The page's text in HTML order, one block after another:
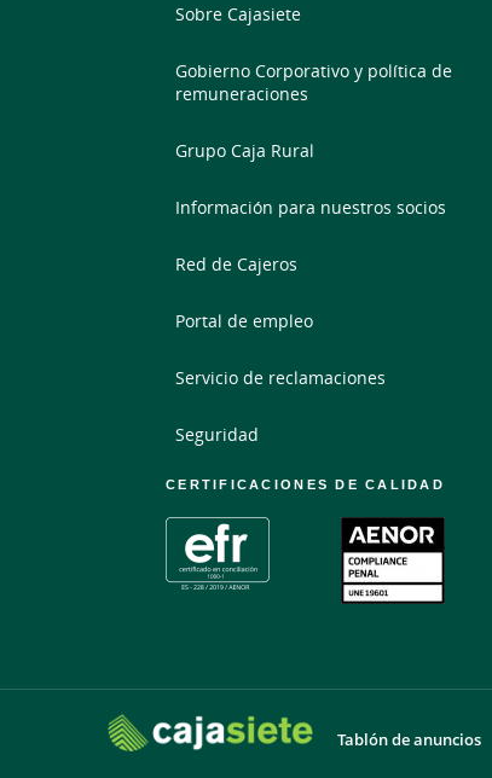
Sobre Cajasiete
Gobierno Corporativo y política de
remuneraciones
Grupo Caja Rural
Información para nuestros socios
Red de Cajeros
Portal de empleo
Servicio de reclamaciones
Seguridad
CERTIFICACIONES DE CALIDAD
Tablón de anuncios